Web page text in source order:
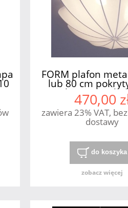
FORM plafon
lub 80 cm
elastyczną
470,00
zawiera 23% VAT,
dostawy
do koszyka
zobacz więcej